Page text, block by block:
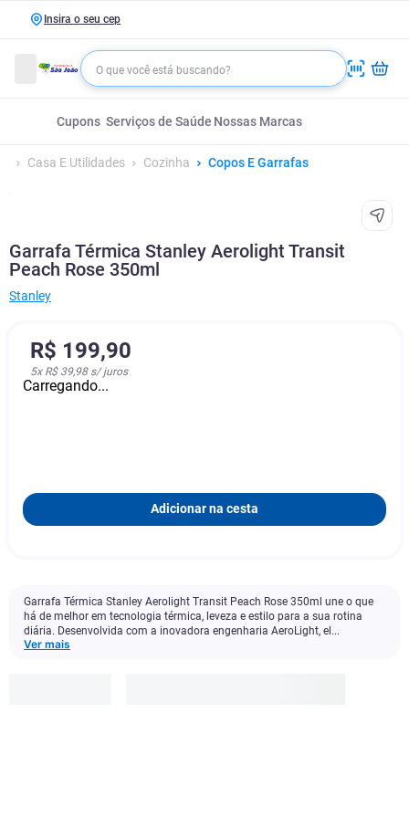
Insira o seu cep
Cupons Serviços de Saúde Nossas Marcas
Casa E Utilidades Cozinha Copos E Garrafas
Garrafa Térmica Stanley Aerolight Transit
Peach Rose 350ml
Stanley
R$ 199,90
5x R$ 39,98s/ juros
Carregando...
Adicionar na cesta
Garrafa Térmica Stanley Aerolight Transit Peach Rose 350ml une o que
há de melhor em tecnologia térmica, leveza e estilo para a sua rotina
diária. Desenvolvida com a inovadora engenharia AeroLight, el...
Ver mais